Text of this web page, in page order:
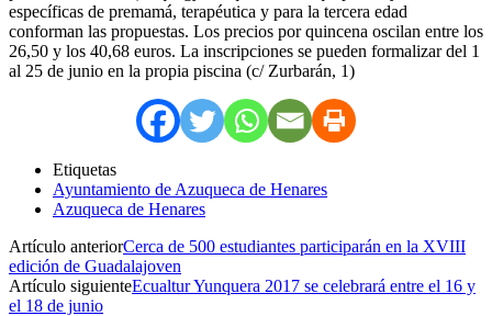
específicas de premamá, terapéutica y para la tercera edad
conforman las propuestas. Los precios por quincena oscilan entre los
26,50 y los 40,68 euros. La inscripciones se pueden formalizar del 1
al 25 de junio en la propia piscina (c/ Zurbarán, 1)
Etiquetas
Ayuntamiento de Azuqueca de Henares
Azuqueca de Henares
Artículo anteriorCerca de 500 estudiantes participarán en la XVIII
edición de Guadalajoven
Artículo siguienteEcualtur Yunquera 2017 se celebrará entre el 16 y
el 18 de junio